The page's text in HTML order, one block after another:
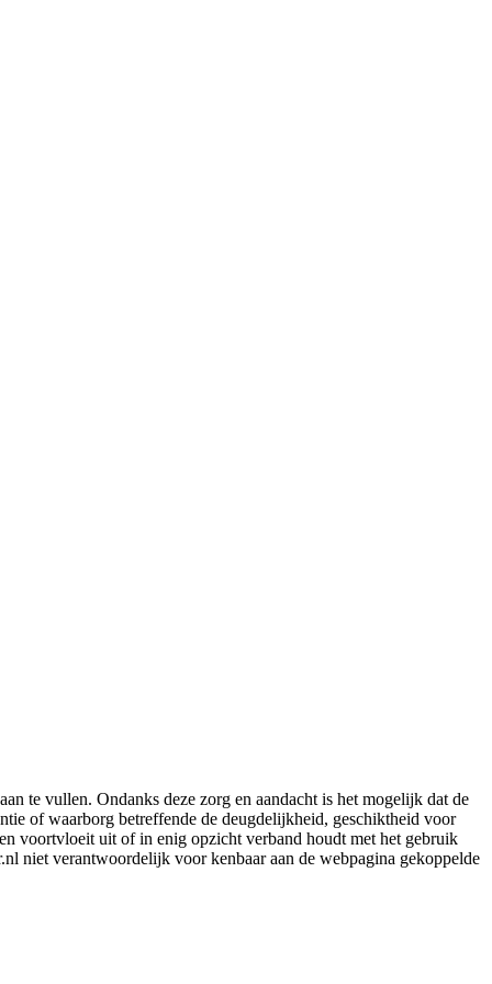
te vullen. Ondanks deze zorg en aandacht is het mogelijk dat de
of waarborg betreffende de deugdelijkheid, geschiktheid voor
voortvloeit uit of in enig opzicht verband houdt met het gebruik
niet verantwoordelijk voor kenbaar aan de webpagina gekoppelde